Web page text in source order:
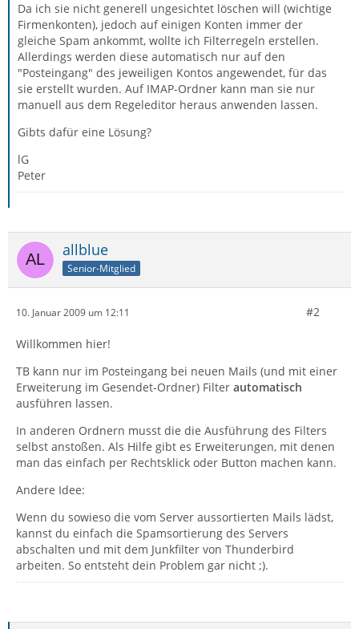
Da ich sie nicht generell ungesichtet löschen will (wichtige
Firmenkonten), jedoch auf einigen Konten immer der
gleiche Spam ankommt, wollte ich Filterregeln erstellen.
Allerdings werden diese automatisch nur auf den
"Posteingang" des jeweiligen Kontos angewendet, für das
sie erstellt wurden. Auf IMAP-Ordner kann man sie nur
manuell aus dem Regeleditor heraus anwenden lassen.
Gibts dafür eine Lösung?
lG
Peter
allblue
Senior-Mitglied
10. Januar 2009 um 12:11 #2
Willkommen hier!
TB kann nur im Posteingang bei neuen Mails (und mit einer
Erweiterung im Gesendet-Ordner) Filter automatisch
ausführen lassen.
In anderen Ordnern musst die die Ausführung des Filters
selbst anstoßen. Als Hilfe gibt es Erweiterungen, mit denen
man das einfach per Rechtsklick oder Button machen kann.
Andere Idee:
Wenn du sowieso die vom Server aussortierten Mails lädst,
kannst du einfach die Spamsortierung des Servers
abschalten und mit dem Junkfilter von Thunderbird
arbeiten. So entsteht dein Problem gar nicht ;).